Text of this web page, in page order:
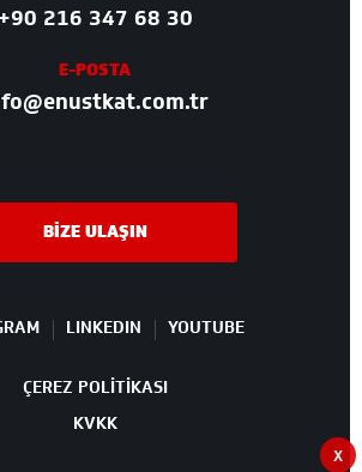
+90 216 347 68 30
E-POSTA
BİZE ULAŞIN
LINKEDIN YOUTUBE
ÇEREZ POLİTİKASI
KVKK
X